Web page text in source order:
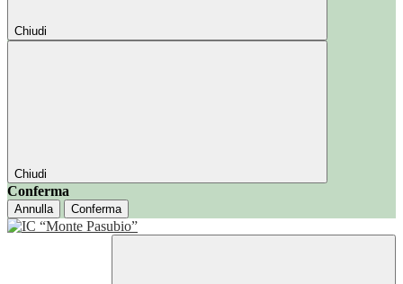
Chiudi
Chiudi
Conferma
Annulla Conferma